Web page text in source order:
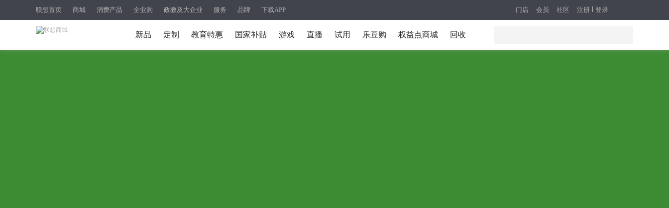
联想首页 商城 消费产品 企业购 政教及大企业 服务 品牌 下载APP 注册 登录
门店 会员 社区
新品 定制 教育特惠 国家补贴 游戏 直播 试用 乐豆购 权益点商城 回收